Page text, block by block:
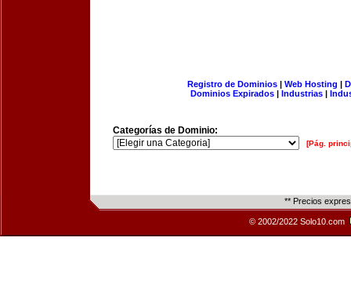
Registro de Dominios| Web Hosting |
Dominios Expirados | Industrias |
Categorías de Dominio:
[Pág.
** Precios
© 2002/2022 Solo10.com